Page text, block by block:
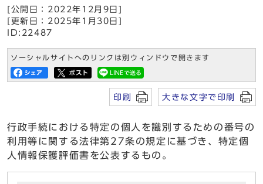
[公開日：2022年12月9日]
[更新日：2025年1月30日]
ID:22487
ソーシャルサイトへのリンクは別ウィンドウで開きます
印刷 大きな文字で印刷
行政手続における特定の個人を識別するための番号の
利用等に関する法律第27条の規定に基づき、特定個
人情報保護評価書を公表するもの。